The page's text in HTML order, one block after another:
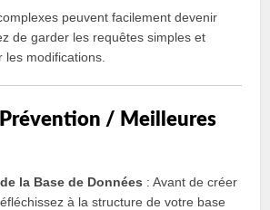
peuvent facilement devenir
de garder les requêtes simples et
modifications.
/ Meilleures
la Base de Données : Avant de créer
à la structure de votre base